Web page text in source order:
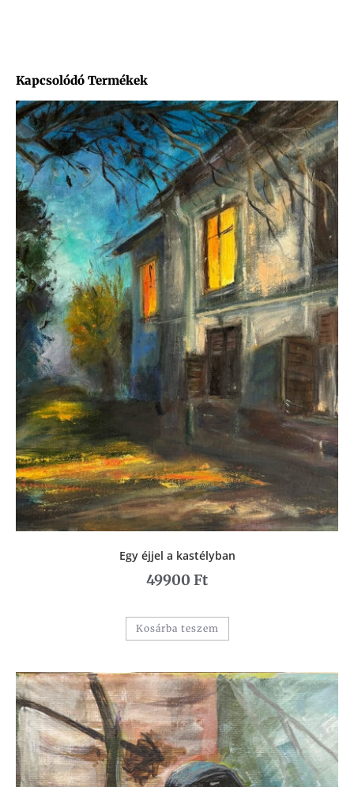
Kapcsolódó Termékek
Egy éjjel a kastélyban
49900 Ft
Kosárba teszem